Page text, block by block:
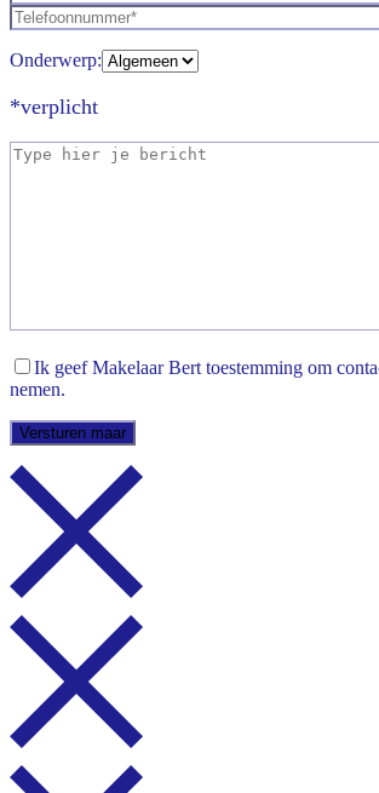
Onderwerp:
*verplicht
Ik geef Makelaar Bert toestemming om
nemen.